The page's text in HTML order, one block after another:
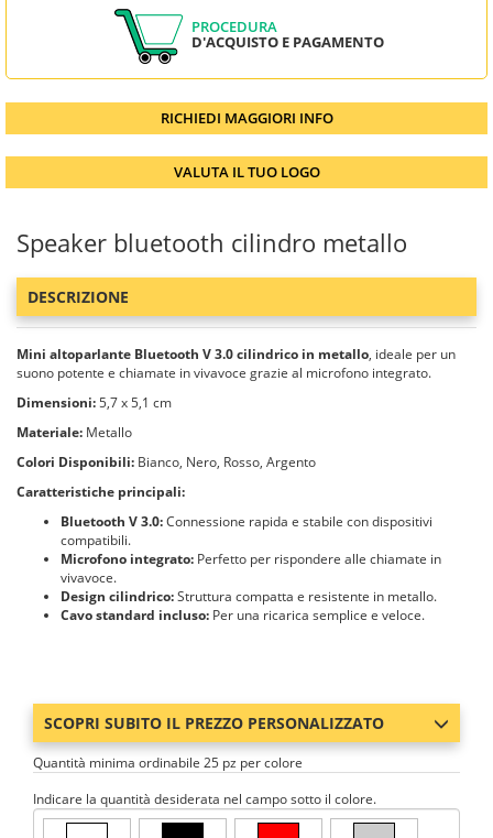
PROCEDURA
D'ACQUISTO E PAGAMENTO
RICHIEDI MAGGIORI INFO
VALUTA IL TUO LOGO
Speaker bluetooth cilindro metallo
DESCRIZIONE
Mini altoparlante Bluetooth V 3.0 cilindrico in metallo, ideale per un
suono potente e chiamate in vivavoce grazie al microfono integrato.
Dimensioni:5,7 x 5,1 cm
Materiale: Metallo
Colori Disponibili: Bianco, Nero, Rosso, Argento
Caratteristiche principali:
Bluetooth V 3.0:Connessione rapida e stabile con dispositivi
compatibili.
Microfono integrato: Perfetto per rispondere alle chiamate in
vivavoce.
Design cilindrico:Struttura compatta e resistente in metallo.
Cavo standard incluso: Per una ricarica semplice e veloce.
SCOPRI SUBITO IL PREZZO PERSONALIZZATO
Quantità minima ordinabile 25 pz per colore
Indicare la quantità desiderata nel campo sotto il colore.